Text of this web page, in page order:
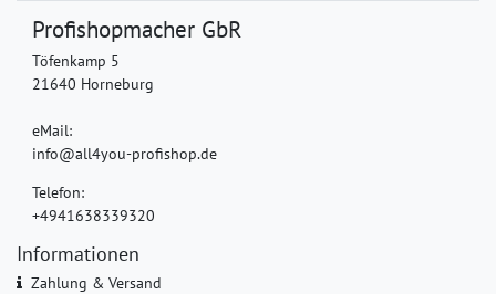
Profishopmacher GbR
Töfenkamp 5
21640 Horneburg
eMail:
info@all4you-profishop.de
Telefon:
+4941638339320
Informationen
Zahlung & Versand